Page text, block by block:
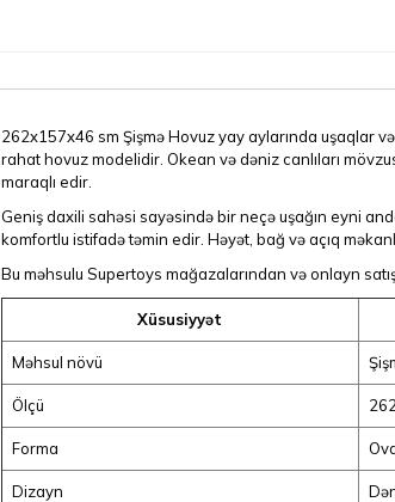
262x157x46 sm Şişmə Hovuz yay aylarında uşaqlar
rahat hovuz modelidir. Okean və dəniz canlıları
maraqlı edir.
Geniş daxili sahəsi sayəsində bir neçə uşağın eyni
komfortlu istifadə təmin edir. Həyət, bağ və açıq
Bu məhsulu Supertoys mağazalarından və onlayn
Xüsusiyyət
Məhsul növü
Ölçü
Forma
Dizayn